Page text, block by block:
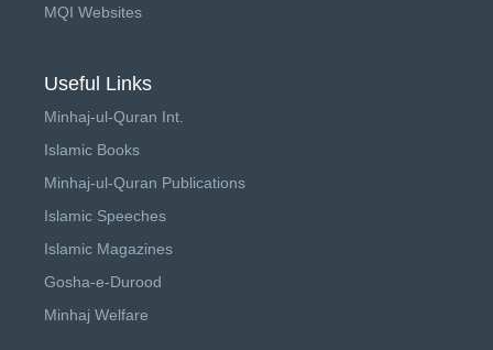
MQI Websites
Useful Links
Minhaj-ul-Quran Int.
Islamic Books
Minhaj-ul-Quran Publications
Islamic Speeches
Islamic Magazines
Gosha-e-Durood
Minhaj Welfare